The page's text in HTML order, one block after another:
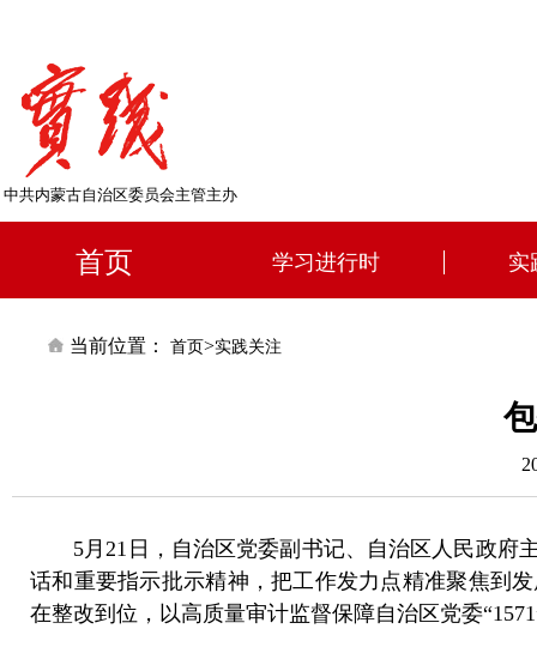
中共内蒙古自治区委员会主管主办
首页 学习进行时 实
当前位置： 首页>实践关注
5月21日，自治区党委副书记、自治区人民政府
话和重要指示批示精神，把工作发力点精准聚焦到
在整改到位，以高质量审计监督保障自治区党委